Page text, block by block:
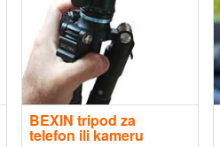
BEXIN tripod za
telefon ili kameru